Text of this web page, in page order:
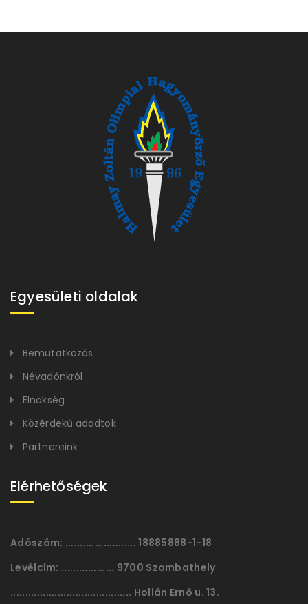
Egyesületi oldalak
Bemutatkozás
Névadónkról
Elnökség
Közérdekű adadtok
Partnereink
Elérhetőségek
Adószám: ........................ 18885888-1-18
Levélcím: .................. 9700 Szombathely
......................................... Hollán Ernõ u. 13.